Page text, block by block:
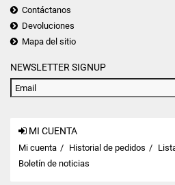
Contáctanos
Devoluciones
Mapa del sitio
NEWSLETTER SIGNUP
MI CUENTA
Mi cuenta Historial de pedidos
Boletín de noticias